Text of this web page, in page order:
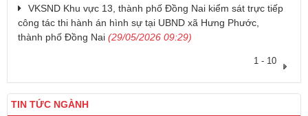
VKSND Khu vực 13, thành phố Đồng Nai kiểm sát trực tiếp
công tác thi hành án hình sự tại UBND xã Hưng Phước,
thành phố Đồng Nai (29/05/2026 09:29)
1 - 10
TIN TỨC NGÀNH